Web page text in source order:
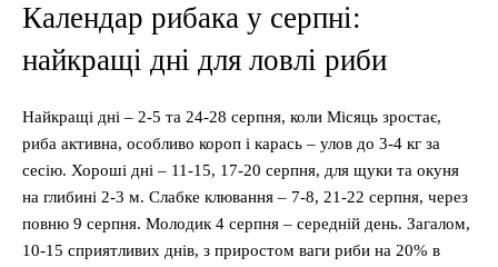
Календар рибака у серпні:
найкращі дні для ловлі риби
Найкращі дні – 2-5 та 24-28 серпня, коли Місяць зростає,
риба активна, особливо короп і карась – улов до 3-4 кг за
сесію. Хороші дні – 11-15, 17-20 серпня, для щуки та окуня
на глибині 2-3 м. Слабке клювання – 7-8, 21-22 серпня, через
повню 9 серпня. Молодик 4 серпня – середній день. Загалом,
10-15 сприятливих днів, з приростом ваги риби на 20% в